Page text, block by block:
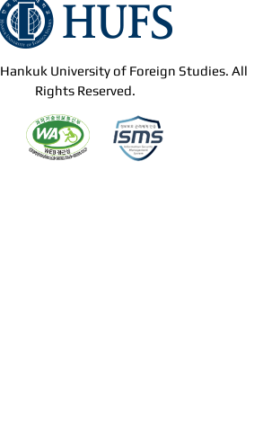
University of Foreign Studies. All
Rights Reserved.